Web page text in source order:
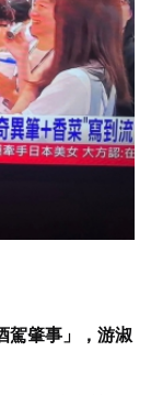
駕肇事」，游淑